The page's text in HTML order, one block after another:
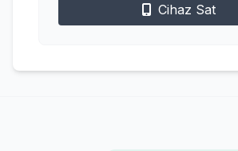
Cihaz Sat